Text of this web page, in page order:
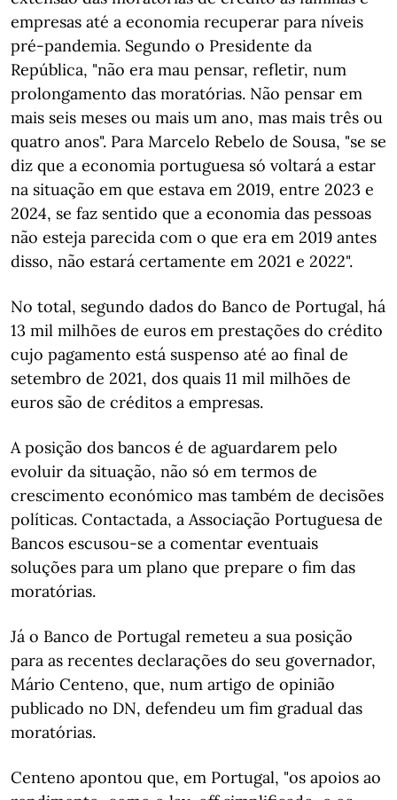
empresas até a economia recuperar para níveis
pré-pandemia. Segundo o Presidente da
República, "não era mau pensar, refletir, num
prolongamento das moratórias. Não pensar em
mais seis meses ou mais um ano, mas mais três ou
quatro anos". Para Marcelo Rebelo de Sousa, "se se
diz que a economia portuguesa só voltará a estar
na situação em que estava em 2019, entre 2023 e
2024, se faz sentido que a economia das pessoas
não esteja parecida com o que era em 2019 antes
disso, não estará certamente em 2021 e 2022".
No total, segundo dados do Banco de Portugal, há
13 mil milhões de euros em prestações do crédito
cujo pagamento está suspenso até ao final de
setembro de 2021, dos quais 11 mil milhões de
euros são de créditos a empresas.
A posição dos bancos é de aguardarem pelo
evoluir da situação, não só em termos de
crescimento económico mas também de decisões
políticas. Contactada, a Associação Portuguesa de
Bancos escusou-se a comentar eventuais
soluções para um plano que prepare o fim das
moratórias.
Já o Banco de Portugal remeteu a sua posição
para as recentes declarações do seu governador,
Mário Centeno, que, num artigo de opinião
publicado no DN, defendeu um fim gradual das
moratórias.
Centeno apontou que, em Portugal, "os apoios ao